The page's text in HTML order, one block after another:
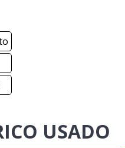
USADO